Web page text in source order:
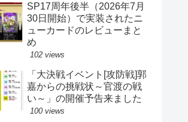
SP17周年後半（2026年7月
30日開始）で実装されたニ
ューカードのレビューまと
め
102 views
「大決戦イベント[攻防戦]郭
嘉からの挑戦状～官渡の戦
い～」の開催予告来ました
100 views